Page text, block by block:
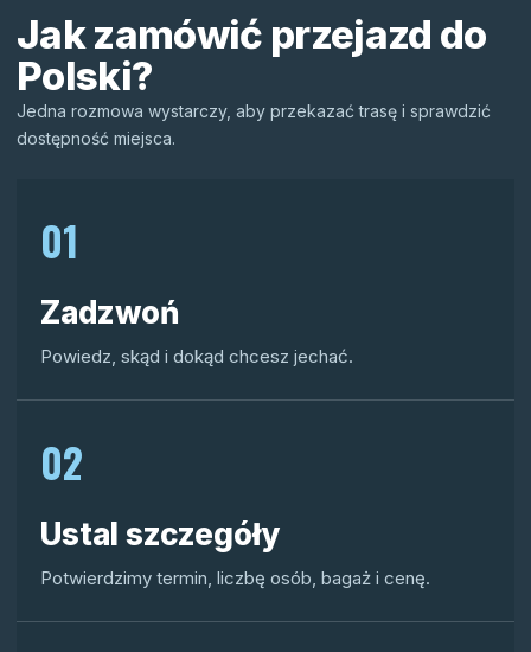
Jak zamówić przejazd do
Polski?
Jedna rozmowa wystarczy, aby przekazać trasę i sprawdzić
dostępność miejsca.
01
Zadzwoń
Powiedz, skąd i dokąd chcesz jechać.
02
Ustal szczegóły
Potwierdzimy termin, liczbę osób, bagaż i cenę.